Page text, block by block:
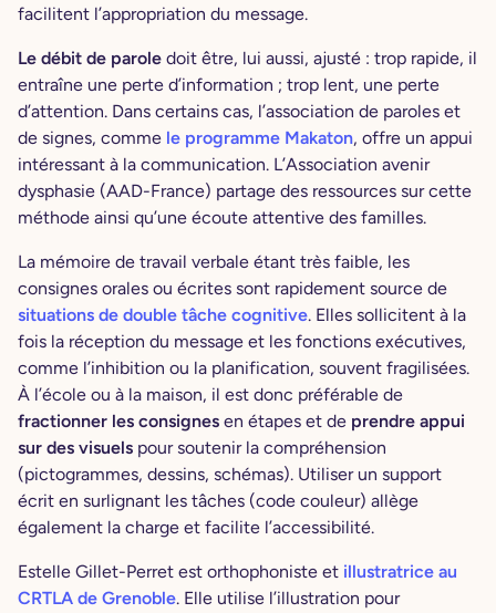
facilitent l’appropriation du message.
Le débit de parole doit être, lui aussi, ajusté : trop rapide, il
entraîne une perte d’information ; trop lent, une perte
d’attention. Dans certains cas, l’association de paroles et
de signes, comme le programme Makaton, offre un appui
intéressant à la communication. L’Association avenir
dysphasie (AAD-France) partage des ressources sur cette
méthode ainsi qu’une écoute attentive des familles.
La mémoire de travail verbale étant très faible, les
consignes orales ou écrites sont rapidement source de
situations de double tâche cognitive. Elles sollicitent à la
fois la réception du message et les fonctions exécutives,
comme l’inhibition ou la planification, souvent fragilisées.
À l’école ou à la maison, il est donc préférable de
fractionner les consignes en étapes et de prendre appui
sur des visuels pour soutenir la compréhension
(pictogrammes, dessins, schémas). Utiliser un support
écrit en surlignant les tâches (code couleur) allège
également la charge et facilite l’accessibilité.
Estelle Gillet-Perret est orthophoniste et illustratrice au
CRTLA de Grenoble. Elle utilise l’illustration pour